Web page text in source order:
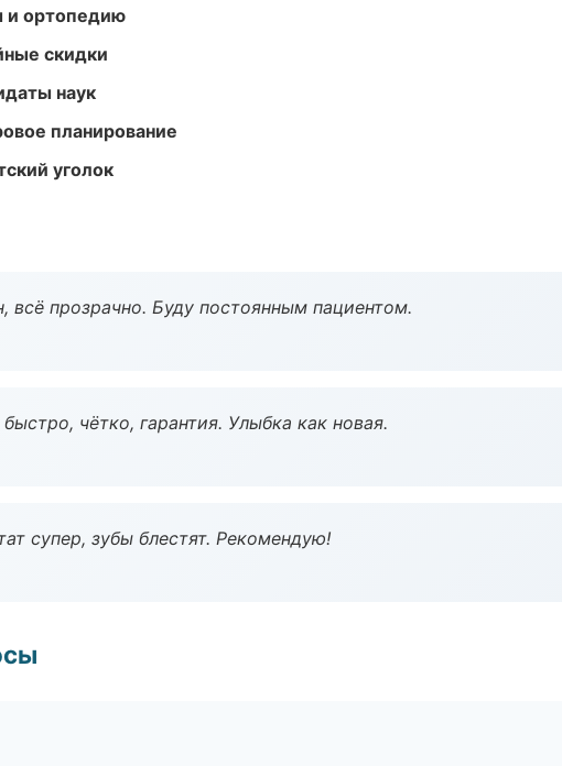
и ортопедию
скидки
наук
планирование
уголок
всё прозрачно. Буду постоянным пациентом.
чётко, гарантия. Улыбка как новая.
супер, зубы блестят. Рекомендую!